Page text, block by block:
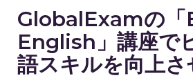
GlobalExamの
English」講座で
語スキルを向上さ